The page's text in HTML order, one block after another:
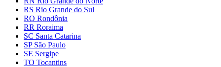
RS Rio Grande do Sul
RO Rondônia
RR Roraima
SC Santa Catarina
SP São Paulo
SE Sergipe
TO Tocantins